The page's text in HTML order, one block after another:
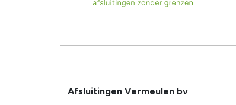
Afsluitingen Vermeulen bv